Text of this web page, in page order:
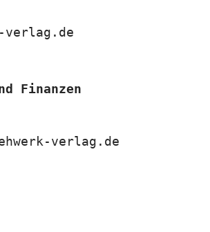
verlag.de
Finanzen
verlag.de